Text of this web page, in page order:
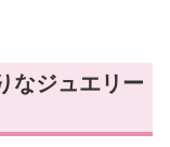
なジュエリー